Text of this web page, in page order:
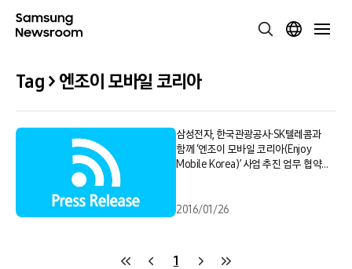
Tag > 엔조이 모바일 코리아
삼성전자, 한국관광공사·SK텔레콤과
함께 ‘엔조이 모바일 코리아(Enjoy
Mobile Korea)’ 사업 추진 업무 협약
2016/01/26
1